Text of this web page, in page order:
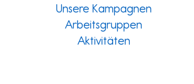
Unsere Kampagnen
Arbeitsgruppen
Aktivitäten